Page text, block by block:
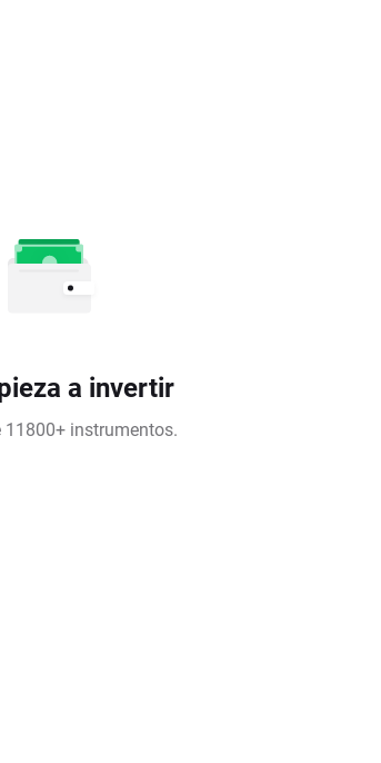
a invertir
11800+ instrumentos.